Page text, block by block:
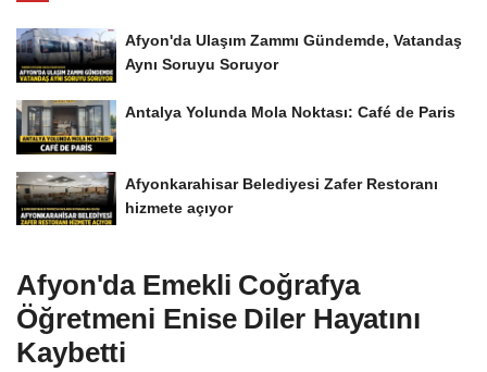
Afyon'da Ulaşım Zammı Gündemde, Vatandaş
Aynı Soruyu Soruyor
Antalya Yolunda Mola Noktası: Café de Paris
Afyonkarahisar Belediyesi Zafer Restoranı
hizmete açıyor
Afyon'da Emekli Coğrafya
Öğretmeni Enise Diler Hayatını
Kaybetti